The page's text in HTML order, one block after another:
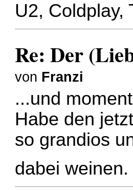
U2,
Re: Der
von Franzi
...und
Habe den
so grandios
dabei weinen.